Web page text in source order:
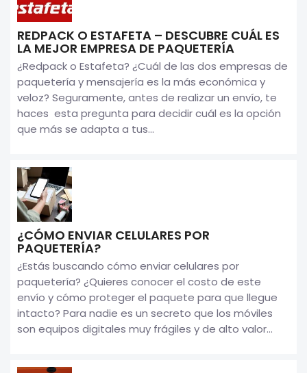
REDPACK O ESTAFETA – DESCUBRE CUÁL ES
LA MEJOR EMPRESA DE PAQUETERÍA
¿Redpack o Estafeta? ¿Cuál de las dos empresas de
paquetería y mensajería es la más económica y
veloz? Seguramente, antes de realizar un envío, te
haces esta pregunta para decidir cuál es la opción
que más se adapta a tus...
¿CÓMO ENVIAR CELULARES POR
PAQUETERÍA?
¿Estás buscando cómo enviar celulares por
paquetería? ¿Quieres conocer el costo de este
envío y cómo proteger el paquete para que llegue
intacto? Para nadie es un secreto que los móviles
son equipos digitales muy frágiles y de alto valor...